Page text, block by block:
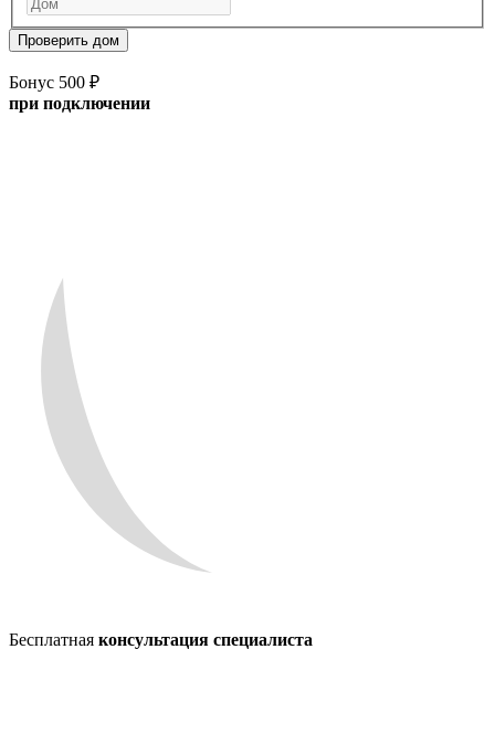
Проверить дом
Бонус 500 ₽
при подключении
Бесплатная консультация специалиста